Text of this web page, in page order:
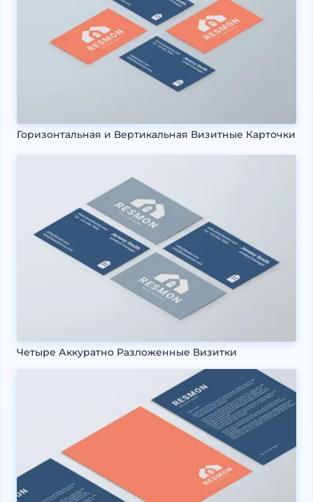
Горизонтальная и Вертикальная Визитные Карточки
Четыре Аккуратно Разложенные Визитки